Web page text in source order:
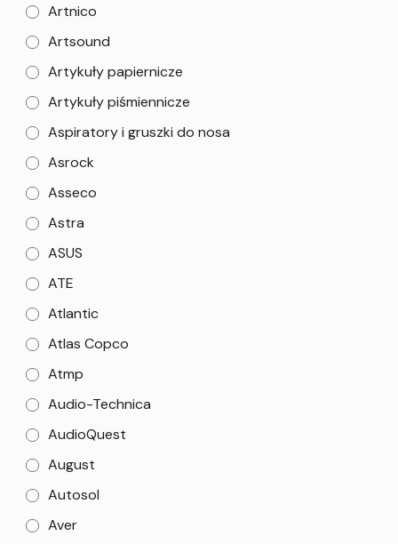
Artnico
Artsound
Artykuły papiernicze
Artykuły piśmiennicze
Aspiratory i gruszki do nosa
Asrock
Asseco
Astra
ASUS
ATE
Atlantic
Atlas Copco
Atmp
Audio-Technica
AudioQuest
August
Autosol
Aver